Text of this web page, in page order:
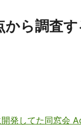
ら調査す
発してた同窓会